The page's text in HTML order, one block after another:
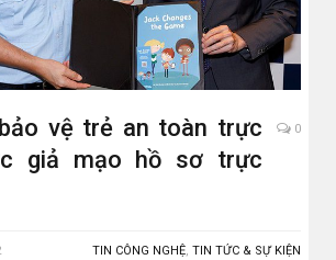
vệ trẻ an toàn trực
giả mạo hồ sơ trực
0
TIN CÔNG NGHỆ, TIN TỨC & SỰ KIỆN